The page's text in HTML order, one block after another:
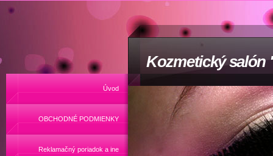
Kozmetický salón
Úvod
OBCHODNÉ PODMIENKY
Reklamačný poriadok a ine